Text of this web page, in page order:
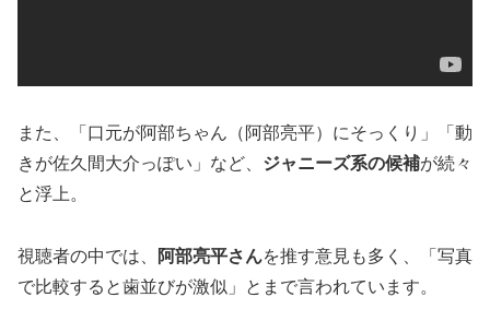
また、「口元が阿部ちゃん（阿部亮平）にそっくり」「動
きが佐久間大介っぽい」など、 ジャニーズ系の候補が続々
と浮上。
視聴者の中では、 阿部亮平さんを推す意見も多く、「写真
で比較すると歯並びが激似」とまで言われています。